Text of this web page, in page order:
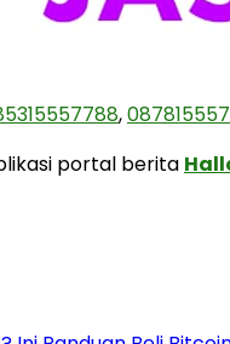
,
portal berita